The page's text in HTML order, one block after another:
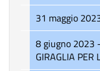
31 maggio
8 giugno 2023 - SEALIFE CARE: LA ROLEX
GIRAGLIA PER